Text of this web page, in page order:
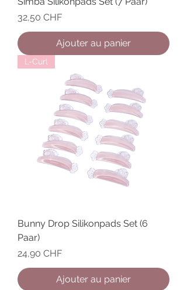
Prix
32,50 CHF
Ajouter au panier
L-Curl
Bunny Drop Silikonpads Set (6
Paar)
Prix
24,90 CHF
Ajouter au panier